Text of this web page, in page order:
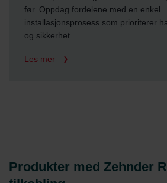
Les mer
Produkter med Zehnder